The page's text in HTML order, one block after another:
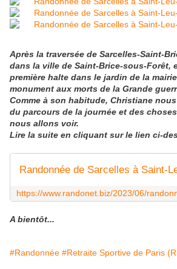
Après la traversée de Sarcelles-Saint-
dans la ville de Saint-Brice-sous-Forêt,
première halte dans le jardin de la
monument aux morts de la Grande
Comme à son habitude, Christiane
du parcours de la journée et des
nous allons voir.
Lire la suite en cliquant sur le lien ci-
A bientôt...
#Randonnée #Retraite Sportive de Paris